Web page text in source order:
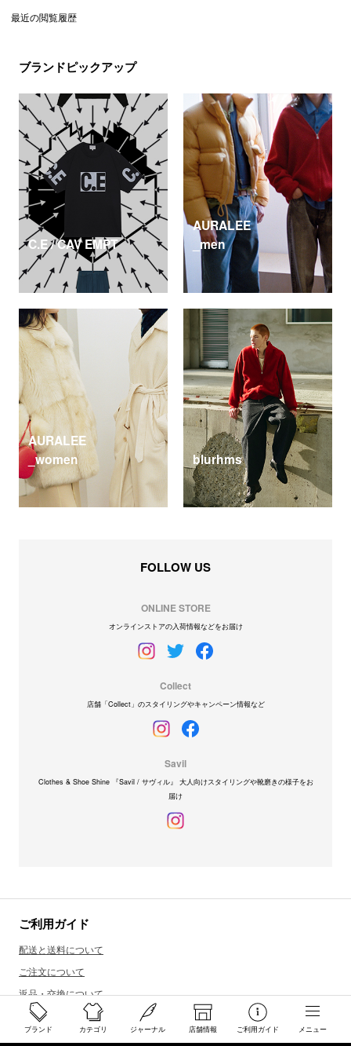
ブランド カテゴリ ジャーナル 店舗情報 ご利用ガイド メニュー
最近の閲覧履歴
ブランドピックアップ
C.E / CAV EMPT
AURALEE
_men
AURALEE
_women
blurhms
FOLLOW US
ONLINE STORE
オンラインストアの入荷情報などをお届け
Collect
店舗「Collect」のスタイリングやキャンペーン情報など
Savil
Clothes & Shoe Shine 『Savil / サヴィル』 大人向けスタイリングや靴磨きの様子をお
届け
ご利用ガイド
配送と送料について
ご注文について
返品・交換について
商品のご予約・お取り寄せについて
その他